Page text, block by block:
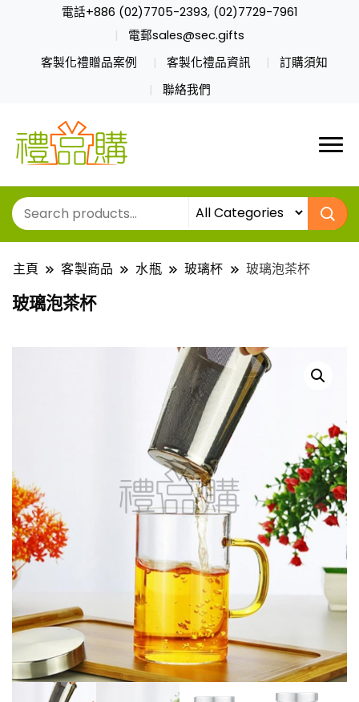
電話+886 (02)7705-2393, (02)7729-7961
電郵sales@sec.gifts
客製化禮贈品案例
客製化禮品資訊
訂購須知
聯絡我們
主頁 客製商品 水瓶 玻璃杯 玻璃泡茶杯
玻璃泡茶杯